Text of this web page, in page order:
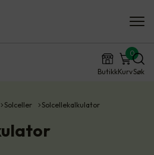
ButikkKurv
0
Søk
Solceller Solcellekalkulator